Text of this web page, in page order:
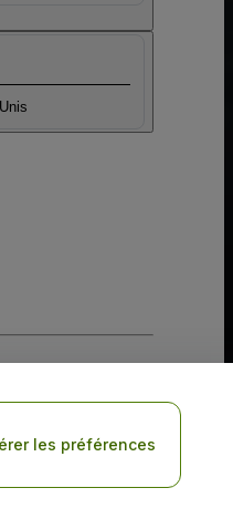
mobiles
les préférences